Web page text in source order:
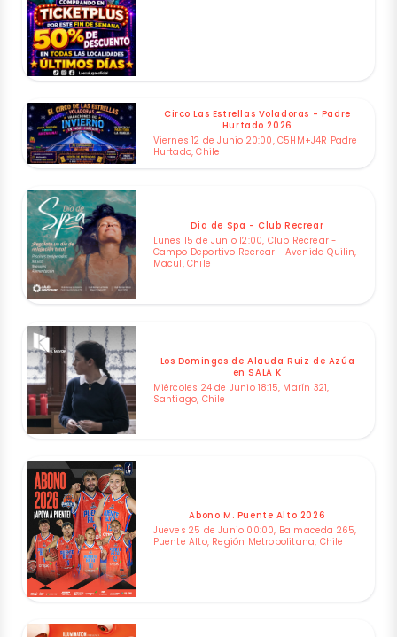
Circo Las Estrellas Voladoras - Padre
Hurtado 2026
Viernes 12 de Junio 20:00, C5HM+J4R Padre
Hurtado, Chile
Dia de Spa - Club Recrear
Lunes 15 de Junio 12:00, Club Recrear -
Campo Deportivo Recrear - Avenida Quilin,
Macul, Chile
Los Domingos de Alauda Ruiz de Azúa
en SALA K
Miércoles 24 de Junio 18:15, Marín 321,
Santiago, Chile
Abono M. Puente Alto 2026
Jueves 25 de Junio 00:00, Balmaceda 265,
Puente Alto, Región Metropolitana, Chile